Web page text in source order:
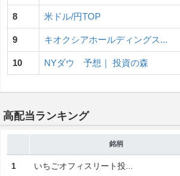
8 米ドル/円TOP
9 キオクシアホールディングス...
10 NYダウ 予想｜ 投資の森
高配当ランキング
銘柄
1 いちごオフィスリート投...